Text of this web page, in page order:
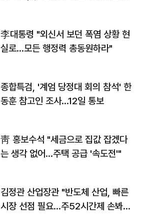
李대통령 "외신서 보던 폭염 상황 현
실로…모든 행정력 총동원하라"
종합특검, '계엄 당정대 회의 참석' 한
동훈 참고인 조사...12일 통보
靑 홍보수석 "세금으로 집값 잡겠다
는 생각 없어…주택 공급 '속도전'"
김정관 산업장관 "반도체 산업, 빠른
시장 선점 필요…주52시간제 손봐